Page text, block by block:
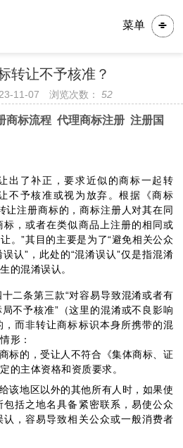
菜单
转让不予核准？
11-07 浏览次数： 52
商标流程 代理商标注册 注册国
出了补正，要求近似的商标一起转
不予核准或视为放弃。根据《商标
让注册商标的，商标注册人对其在同
，或者在类似商品上注册的相同或
。”其目的主要是为了“避免相关公众
认”，此处的“混淆误认”仅是指混淆
的混淆误认。
二条第三款“对容易导致混淆或者有
不予核准”（这里的混淆或不良影响
而非转让商标标识本身所携带的混
形：
标的，受让人不符合《集体商标、证
的主体资格和资质要求。
该地区以外的其他所有人时，如果使
括之地名具备紧密联系，易使公众
，容易导致相关公众或一般消费者